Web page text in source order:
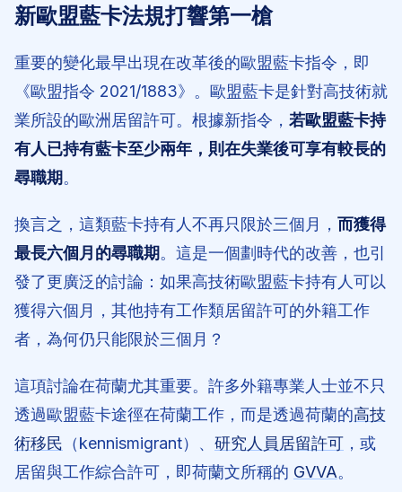
新歐盟藍卡法規打響第一槍
重要的變化最早出現在改革後的歐盟藍卡指令，即
《歐盟指令 2021/1883》。歐盟藍卡是針對高技術就
業所設的歐洲居留許可。根據新指令， 若歐盟藍卡持
有人已持有藍卡至少兩年，則在失業後可享有較長的
尋職期。
換言之，這類藍卡持有人不再只限於三個月， 而獲得
最長六個月的尋職期。這是一個劃時代的改善，也引
發了更廣泛的討論：如果高技術歐盟藍卡持有人可以
獲得六個月，其他持有工作類居留許可的外籍工作
者，為何仍只能限於三個月？
這項討論在荷蘭尤其重要。許多外籍專業人士並不只
透過歐盟藍卡途徑在荷蘭工作，而是透過荷蘭的高技
術移民 （kennismigrant）、 研究人員居留許可 ，或
居留與工作綜合許可，即荷蘭文所稱的 GVVA。